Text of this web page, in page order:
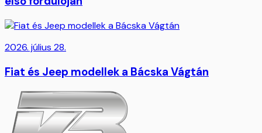
2026. július 28.
Fiat és Jeep modellek a Bácska Vágtán